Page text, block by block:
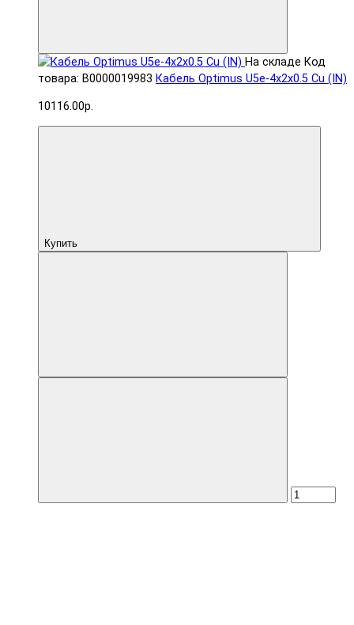
На складе Код
товара: В0000019983 Кабель Optimus U5e-4x2x0.5 Cu (IN)
10116.00р.
Купить